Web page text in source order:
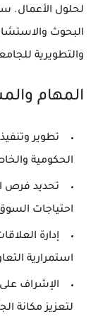
لحلول الأعمال.
البحوث
والتطويرية
المهام
تطوير
الحكومية
تحديد فرص
احتياجات
إدارة
استمرارية
الإشراف
لتعزيز مكانة